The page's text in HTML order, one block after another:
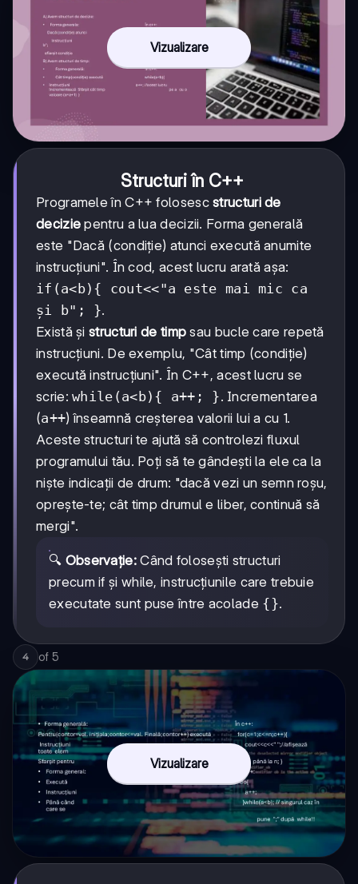
Vizualizare
Structuri în C++
Programele în C++ folosescstructuri de
decizie pentru a lua decizii. Forma generală
este "Dacă (condiție) atunci execută anumite
instrucțiuni". În cod, acest lucru arată așa:
if(a<b){ cout<<"a este mai mic ca
și b"; }.
Există și structuri de timp sau bucle care repetă
instrucțiuni. De exemplu, "Cât timp (condiție)
execută instrucțiuni". În C++, acest lucru se
scrie:while(a<b){ a++; }. Incrementarea
(a++) înseamnă creșterea valorii lui a cu 1.
Aceste structuri te ajută să controlezi fluxul
programului tău. Poți să te gândești la ele ca la
niște indicații de drum: "dacă vezi un semn roșu,
oprește-te; cât timp drumul e liber, continuă să
mergi".
🔍 Observație:Când folosești structuri
precum if și while, instrucțiunile care trebuie
executate sunt puse între acolade {}.
4 of 5
Vizualizare